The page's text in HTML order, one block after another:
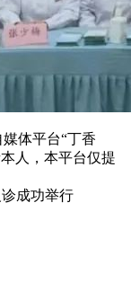
体平台“丁香
人，本平台仅提
成功举行